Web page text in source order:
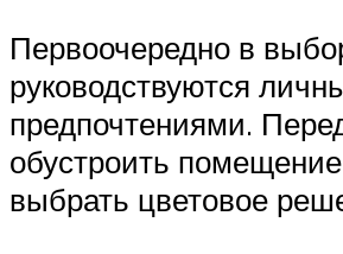
Первоочередно в
руководствуются
предпочтениями.
обустроить
выбрать цветовое